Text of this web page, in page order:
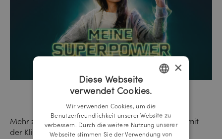
Mehr zum Thema Ernährung im Zusammenhang mit
der Klimakrise gibt es hier:
GERMAN
×
Diese Webseite
verwendet Cookies.
Wir verwenden Cookies, um die
Benutzerfreundlichkeit unserer Website zu
verbessern. Durch die weitere Nutzung unserer
Webseite stimmen Sie der Verwendung von